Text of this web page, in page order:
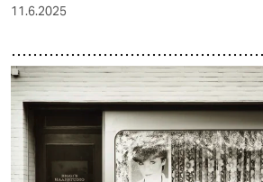
11.6.2025